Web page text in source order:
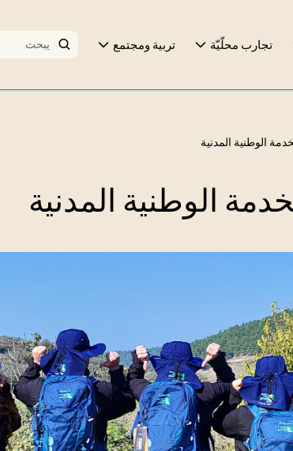
تجارب محلّيّة تربية ومجتمع
الوطنية المدنية
الوطنية المدنية